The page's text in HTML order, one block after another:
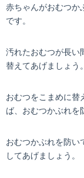
赤ちゃんがおむつか
です。
汚れたおむつが長い
替えてあげましょう。
おむつをこまめに替
ば、おむつかぶれを
おむつかぶれを防い
してあげましょう。